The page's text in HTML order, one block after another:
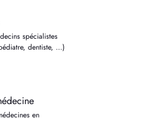
spécialistes
dentiste, …)
en